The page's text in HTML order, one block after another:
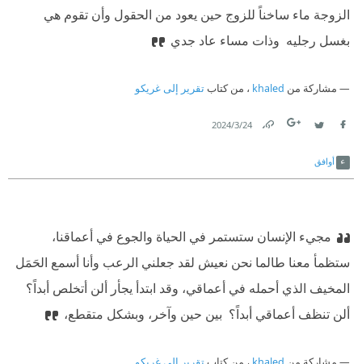
الزوجة ماء ساخناً للزوج حين يعود من الحقول وأن تقوم هي
بغسل رجليه ‫ وذات مساء عاد جدي
مشاركة من khaled ، من كتابتقرير إلى غريكو
24‏/3‏/2024
أوافق
مجيء الإنسان ستستمر في الحياة والجوع في أعماقنا،
ستظمأ معنا طالما نحن نعيش لقد جعلني الرعب وأنا أسمع الحَمَل
المخيف الذي أحمله في أعماقي، وقد ابتدأ يجأر ألن أتخلص أبداً؟
ألن تنظف أعماقي أبداً؟ ‫ بين حين وآخر، وبشكل متقطع،